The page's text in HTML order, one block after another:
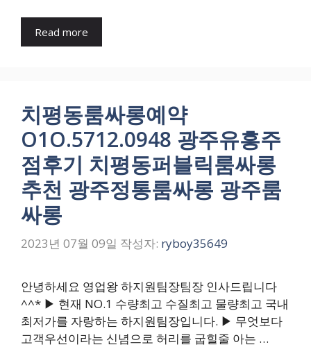
Read more
치평동룸싸롱예약
O1O.5712.0948 광주유흥주
점후기 치평동퍼블릭룸싸롱
추천 광주정통룸싸롱 광주룸
싸롱
2023년 07월 09일 작성자: ryboy35649
안녕하세요 영업왕 하지원팀장팀장 인사드립니다
^^* ▶ 현재 NO.1 수량최고 수질최고 물량최고 국내
최저가를 자랑하는 하지원팀장입니다. ▶ 무엇보다
고객우선이라는 신념으로 허리를 굽힐줄 아는 …